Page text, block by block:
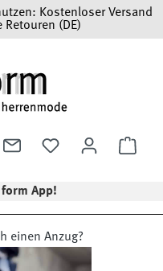
Kostenloser Versand
(DE)
App!
einen Anzug?